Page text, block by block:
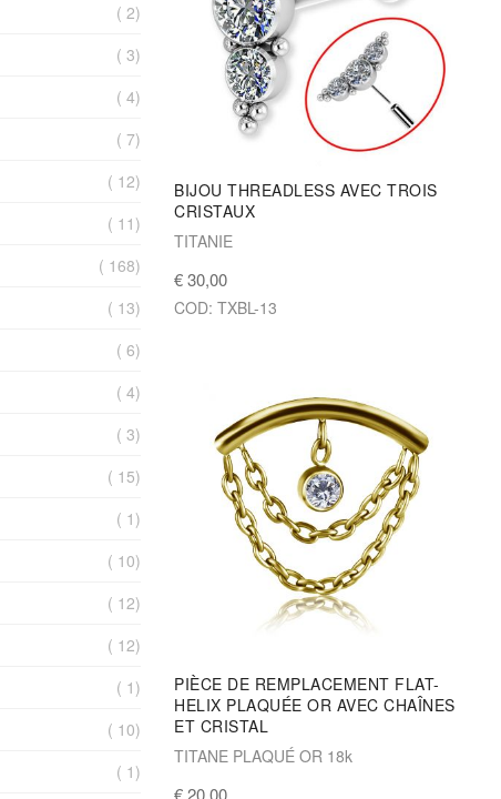
BIJOU THREADLESS AVEC TROIS
CRISTAUX
TITANIE
€ 30,00
COD: TXBL-13
PIÈCE DE REMPLACEMENT FLAT-
HELIX PLAQUÉE OR AVEC CHAÎNES
ET CRISTAL
TITANE PLAQUÉ OR 18k
€ 20,00
2
3
4
7
12
11
168
13
6
4
3
15
1
10
12
12
1
10
1